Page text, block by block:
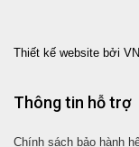
Thiết kế website bởi
Thông tin hỗ trợ
Chính sách bảo hành